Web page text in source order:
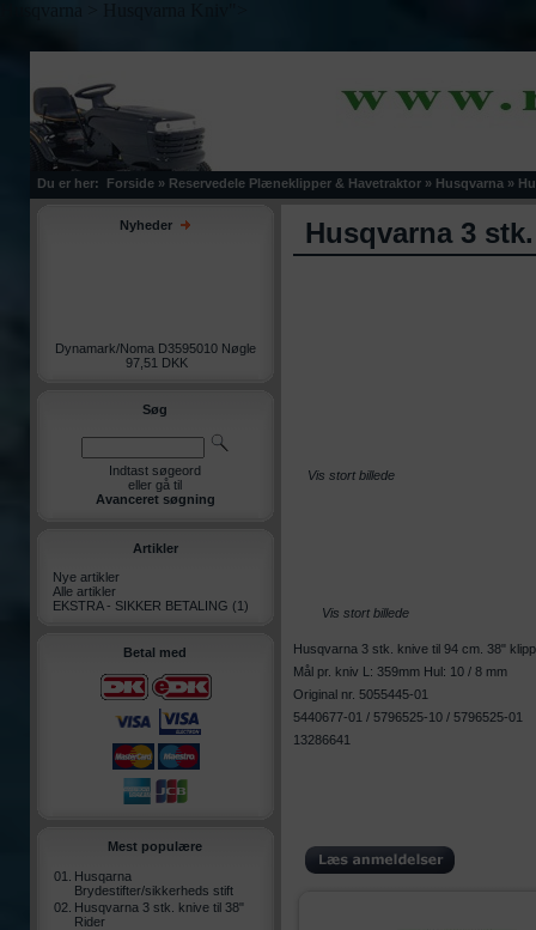
Du er her: Forside » Reservedele Plæneklipper & Havetraktor » Husqvarna »
Nyheder
Dynamark/Noma D3595010 Nøgle
97,51 DKK
Søg
Indtast søgeord
eller gå til
Avanceret søgning
Artikler
Nye artikler
Alle artikler
EKSTRA - SIKKER BETALING (1)
Betal med
Mest populære
01.
Husqarna
Brydestifter/sikkerheds stift
02. Husqvarna 3 stk. knive til 38"
Rider
Husqvarna 3
Vis stort billede
Vis stort billede
Husqvarna 3 stk. knive til 94 cm. 38"
Mål pr. kniv L: 359mm Hul: 10 / 8 mm
Original nr. 5055445-01
5440677-01 / 5796525-10 / 5796525-01
13286641